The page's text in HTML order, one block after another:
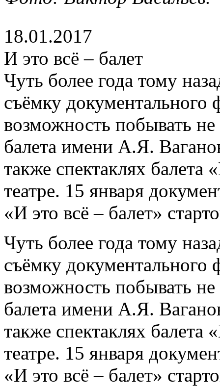
18.01.2017
И это всё – балет
Чуть более года тому
съёмку документального
возможность побывать
балета имени А.Я.
также спектаклях
театре. 15 января
«И это всё – балет»
Чуть более года тому
съёмку документального
возможность побывать
балета имени А.Я.
также спектаклях
театре. 15 января
«И это всё – балет»